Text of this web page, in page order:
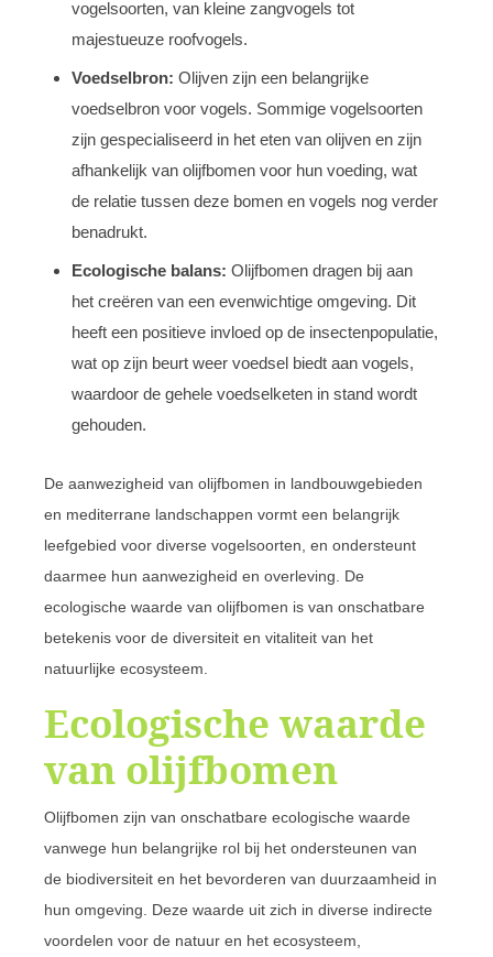
vogelsoorten, van kleine zangvogels tot
majestueuze roofvogels.
Voedselbron: Olijven zijn een belangrijke
voedselbron voor vogels. Sommige vogelsoorten
zijn gespecialiseerd in het eten van olijven en zijn
afhankelijk van olijfbomen voor hun voeding, wat
de relatie tussen deze bomen en vogels nog verder
benadrukt.
Ecologische balans: Olijfbomen dragen bij aan
het creëren van een evenwichtige omgeving. Dit
heeft een positieve invloed op de insectenpopulatie,
wat op zijn beurt weer voedsel biedt aan vogels,
waardoor de gehele voedselketen in stand wordt
gehouden.
De aanwezigheid van olijfbomen in landbouwgebieden
en mediterrane landschappen vormt een belangrijk
leefgebied voor diverse vogelsoorten, en ondersteunt
daarmee hun aanwezigheid en overleving. De
ecologische waarde van olijfbomen is van onschatbare
betekenis voor de diversiteit en vitaliteit van het
natuurlijke ecosysteem.
Ecologische waarde
van olijfbomen
Olijfbomen zijn van onschatbare ecologische waarde
vanwege hun belangrijke rol bij het ondersteunen van
de biodiversiteit en het bevorderen van duurzaamheid in
hun omgeving. Deze waarde uit zich in diverse indirecte
voordelen voor de natuur en het ecosysteem,